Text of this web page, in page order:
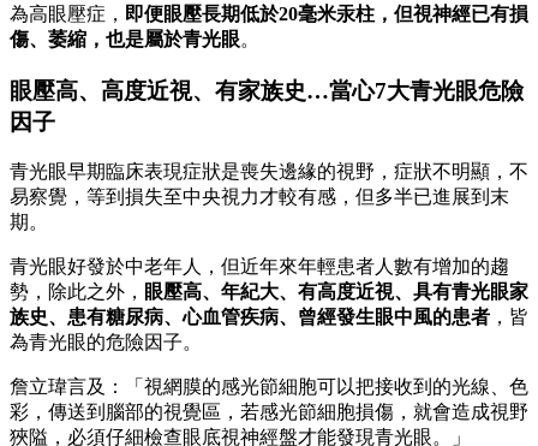
為高眼壓症， 即便眼壓長期低於20毫米汞柱，但視神經已有損
傷、萎縮，也是屬於青光眼。
眼壓高、 高度近視、有家族史…當心7大青光眼危險
因子
青光眼早期臨床表現症狀是喪失邊緣的視野，症狀不明顯，不
易察覺，等到損失至中央視力才較有感，但多半已進展到末
期。
青光眼好發於中老年人，但近年來年輕患者人數有增加的趨
勢，除此之外， 眼壓高、年紀大、有高度近視、具有青光眼家
族史、患有糖尿病、心血管疾病、曾經發生眼中風的患者 ，皆
為青光眼的危險因子。
詹立瑋言及：「視網膜的感光節細胞可以把接收到的光線、色
彩，傳送到腦部的視覺區，若感光節細胞損傷，就會造成視野
狹隘，必須仔細檢查眼底視神經盤才能發現青光眼。」